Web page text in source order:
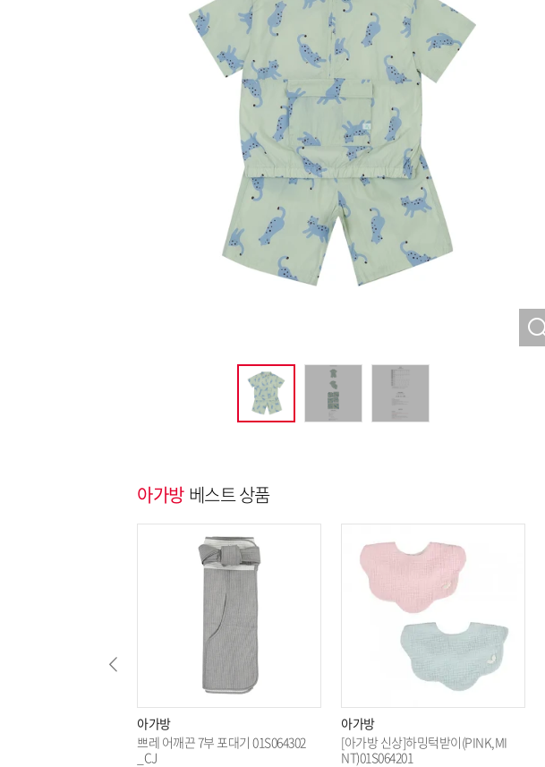
아가방 베스트 상품
아가방
쁘레 어깨끈 7부 포대기 01S064302
_CJ
아가방
[아가방 신상]하밍턱받이(PINK,MI
NT)01S064201